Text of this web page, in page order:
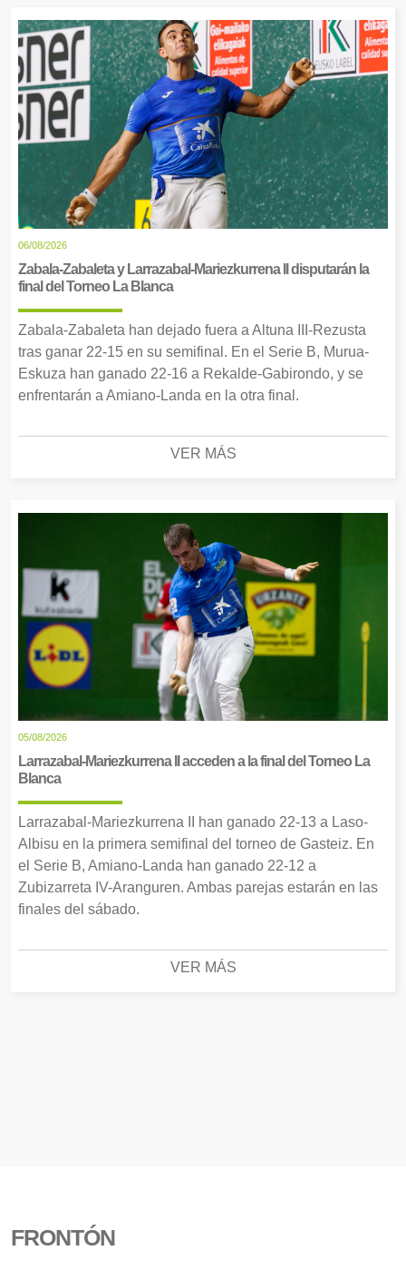
06/08/2026
Zabala-Zabaleta y Larrazabal-Mariezkurrena II disputarán la
final del Torneo La Blanca
Zabala-Zabaleta han dejado fuera a Altuna III-Rezusta
tras ganar 22-15 en su semifinal. En el Serie B, Murua-
Eskuza han ganado 22-16 a Rekalde-Gabirondo, y se
enfrentarán a Amiano-Landa en la otra final.
VER MÁS
05/08/2026
Larrazabal-Mariezkurrena II acceden a la final del Torneo La
Blanca
Larrazabal-Mariezkurrena II han ganado 22-13 a Laso-
Albisu en la primera semifinal del torneo de Gasteiz. En
el Serie B, Amiano-Landa han ganado 22-12 a
Zubizarreta IV-Aranguren. Ambas parejas estarán en las
finales del sábado.
VER MÁS
FRONTÓN